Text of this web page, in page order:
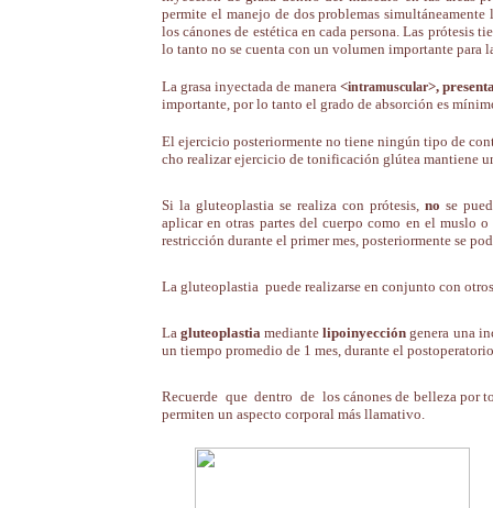
permite el manejo de dos problemas
los cánones de estética en cada persona. Las prótesis
lo tanto no se cuenta con un volumen importante para
La grasa inyectada de manera <intramuscular>,
importante, por lo tanto el grado de absorción es
El ejercicio posteriormente no tiene ningún tipo de
cho realizar ejercicio de tonificación glútea mantiene
Si la gluteoplastia se realiza con prótesis, no se
aplicar en otras partes del cuerpo como en el muslo
restricción durante el primer mes, posteriormente se
La gluteoplastia puede realizarse en conjunto con
Lagluteoplastia mediantelipoinyección genera una
un tiempo promedio de 1 mes, durante el
Recuerde que dentro de los cánones de belleza por
permiten un aspecto corporal más llamativo.